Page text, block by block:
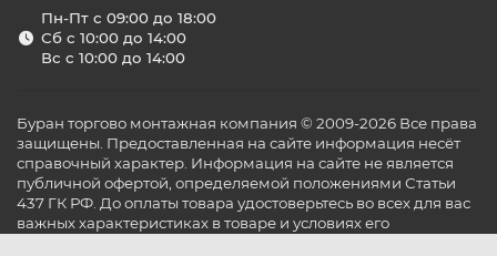
Пн-Пт с 09:00 до 18:00
Сб с 10:00 до 14:00
Вс с 10:00 до 14:00
Буран торгово монтажная компания © 2009-2026 Все права
защищены. Предоставленная на сайте информация несёт
справочный характер. Информация на сайте не является
публичной офертой, определяемой положениями Статьи
437 ГК РФ. До оплаты товара удостоверьтесь во всех для вас
важных характеристиках в товаре и условиях его